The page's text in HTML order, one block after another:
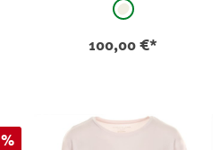
auswählen
natur
100,00 €*
Rabatt
%